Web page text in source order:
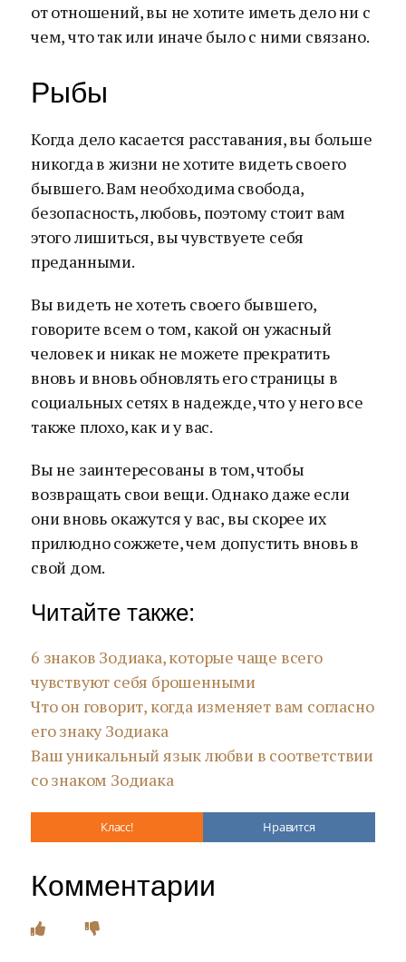
от отношений, вы не хотите иметь дело ни с
чем, что так или иначе было с ними связано.
Рыбы
Когда дело касается расставания, вы больше
никогда в жизни не хотите видеть своего
бывшего. Вам необходима свобода,
безопасность, любовь, поэтому стоит вам
этого лишиться, вы чувствуете себя
преданными.
Вы видеть не хотеть своего бывшего,
говорите всем о том, какой он ужасный
человек и никак не можете прекратить
вновь и вновь обновлять его страницы в
социальных сетях в надежде, что у него все
также плохо, как и у вас.
Вы не заинтересованы в том, чтобы
возвращать свои вещи. Однако даже если
они вновь окажутся у вас, вы скорее их
прилюдно сожжете, чем допустить вновь в
свой дом.
Читайте также:
6 знаков Зодиака, которые чаще всего
чувствуют себя брошенными
Что он говорит, когда изменяет вам согласно
его знаку Зодиака
Ваш уникальный язык любви в соответствии
со знаком Зодиака
Класс! Нравится
Комментарии